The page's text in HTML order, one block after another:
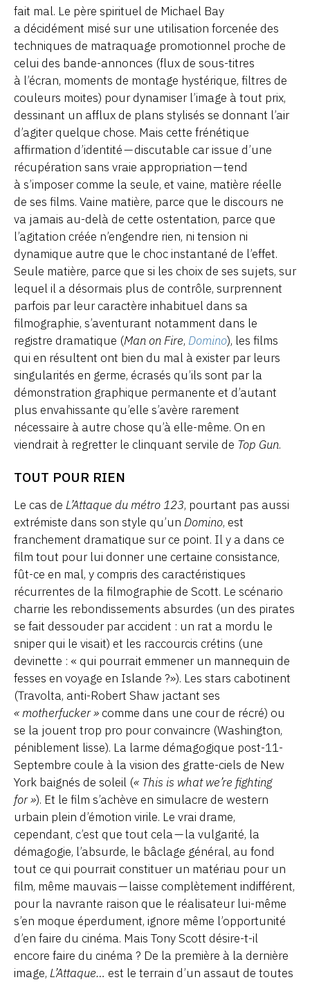
fait mal. Le père spirituel de Michael Bay
a décidément misé sur une utilisation forcenée des
techniques de matraquage promotionnel proche de
celui des bande-annonces (flux de sous-titres
à l’écran, moments de montage hystérique, filtres de
couleurs moites) pour dynamiser l’image à tout prix,
dessinant un afflux de plans stylisés se donnant l’air
d’agiter quelque chose. Mais cette frénétique
affirmation d’identité — discutable car issue d’une
récupération sans vraie appropriation — tend
à s’imposer comme la seule, et vaine, matière réelle
de ses films. Vaine matière, parce que le discours ne
va jamais au-delà de cette ostentation, parce que
l’agitation créée n’engendre rien, ni tension ni
dynamique autre que le choc instantané de l’effet.
Seule matière, parce que si les choix de ses sujets, sur
lequel il a désormais plus de contrôle, surprennent
parfois par leur caractère inhabituel dans sa
filmographie, s’aventurant notamment dans le
registre dramatique (Man on Fire, Domino), les films
qui en résultent ont bien du mal à exister par leurs
singularités en germe, écrasés qu’ils sont par la
démonstration graphique permanente et d’autant
plus envahissante qu’elle s’avère rarement
nécessaire à autre chose qu’à elle-même. On en
viendrait à regretter le clinquant servile de Top Gun.
TOUT POUR RIEN
Le cas de L’Attaque du métro 123, pourtant pas aussi
extrémiste dans son style qu’un Domino, est
franchement dramatique sur ce point. Il y a dans ce
film tout pour lui donner une certaine consistance,
fût-ce en mal, y compris des caractéristiques
récurrentes de la filmographie de Scott. Le scénario
charrie les rebondissements absurdes (un des pirates
se fait dessouder par accident : un rat a mordu le
sniper qui le visait) et les raccourcis crétins (une
devinette : « qui pourrait emmener un mannequin de
fesses en voyage en Islande ?»). Les stars cabotinent
(Travolta, anti-Robert Shaw jactant ses
« motherfucker » comme dans une cour de récré) ou
se la jouent trop pro pour convaincre (Washington,
péniblement lisse). La larme démagogique post-11-
Septembre coule à la vision des gratte-ciels de New
York baignés de soleil (« This is what we’re fighting
for »). Et le film s’achève en simulacre de western
urbain plein d’émotion virile. Le vrai drame,
cependant, c’est que tout cela — la vulgarité, la
démagogie, l’absurde, le bâclage général, au fond
tout ce qui pourrait constituer un matériau pour un
film, même mauvais — laisse complètement indifférent,
pour la navrante raison que le réalisateur lui-même
s’en moque éperdument, ignore même l’opportunité
d’en faire du cinéma. Mais Tony Scott désire-t-il
encore faire du cinéma ? De la première à la dernière
image, L’Attaque… est le terrain d’un assaut de toutes